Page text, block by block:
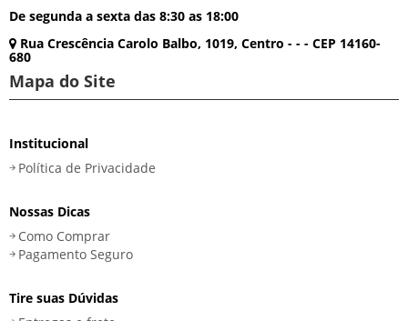
De segunda a sexta das 8:30 as 18:00
Rua Crescência Carolo Balbo, 1019, Centro - - - CEP 14160-
680
Mapa do Site
Institucional
Política de Privacidade
Nossas Dicas
Como Comprar
Pagamento Seguro
Tire suas Dúvidas